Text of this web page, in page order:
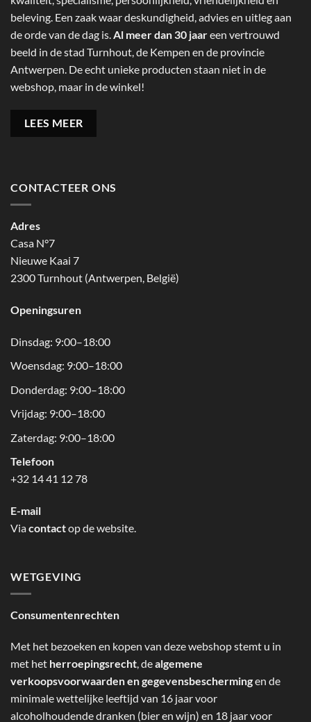
beleving. Een zaak waar deskundigheid, advies en uitleg aan
de orde van de dag is.Al meer dan 30 jaareen vertrouwd
beeld in de stad Turnhout, de Kempen en de provincie
Antwerpen. De echt unieke producten staan niet in de
webshop, maar in de winkel!
LEES MEER
CONTACTEER ONS
Adres
Casa N°7
Nieuwe Kaai 7
2300 Turnhout (Antwerpen, België)
Openingsuren
Dinsdag: 9:00–18:00
Woensdag: 9:00–18:00
Donderdag: 9:00–18:00
Vrijdag: 9:00–18:00
Zaterdag: 9:00–18:00
Telefoon
+32 14 41 12 78
E-mail
Viacontactop de website.
WETGEVING
Consumentenrechten
Met het bezoeken en kopen van deze webshop stemt u in
met het herroepingsrecht, dealgemene
verkoopsvoorwaarden en gegevensbeschermingen de
minimale wettelijke leeftijd van 16 jaar voor
alcoholhoudende dranken (bier en wijn) en 18 jaar voor